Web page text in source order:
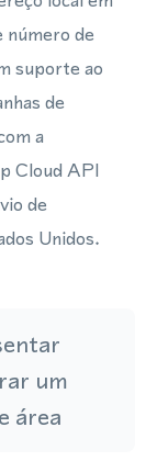
número de
suporte ao
de
a
Cloud API
de
Unidos.
um
área